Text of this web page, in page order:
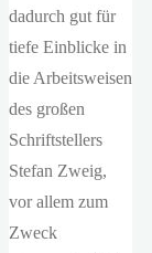
dadurch gut für
tiefe Einblicke in
die Arbeitsweisen
des großen
Schriftstellers
Stefan Zweig,
vor allem zum
Zweck